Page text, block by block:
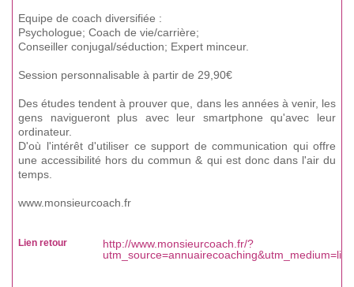
Equipe de coach diversifiée :
Psychologue; Coach de vie/carrière;
Conseiller conjugal/séduction; Expert minceur.
Session personnalisable à partir de 29,90€
Des études tendent à prouver que, dans les années à venir, les
gens navigueront plus avec leur smartphone qu'avec leur
ordinateur.
D'où l'intérêt d'utiliser ce support de communication qui offre
une accessibilité hors du commun & qui est donc dans l'air du
temps.
www.monsieurcoach.fr
Lien retour
http://www.monsieurcoach.fr/?